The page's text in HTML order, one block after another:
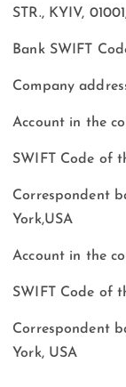
STR., KYIV,
Bank SWIFT
Company
Account in the
SWIFT Code of
Correspondent
York,USA
Account in the
SWIFT Code of
Correspondent
York, USA